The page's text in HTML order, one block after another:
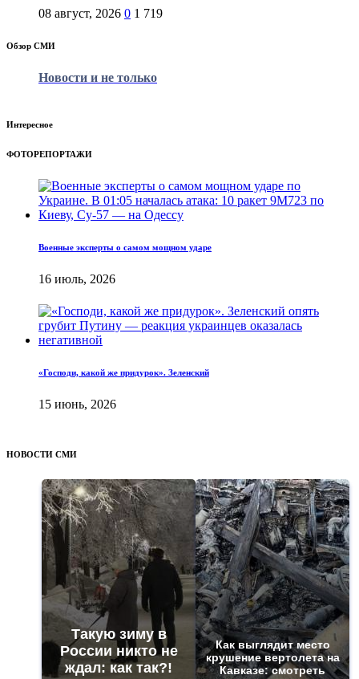
08 август, 2026 0 1 719
Обзор СМИ
Новости и не только
Интересное
ФОТОРЕПОРТАЖИ
Военные эксперты о самом мощном ударе
16 июль, 2026
«Господи, какой же придурок». Зеленский
15 июнь, 2026
НОВОСТИ СМИ
Такую зиму в
России никто не
ждал: как так?!
Как выглядит место
крушение вертолета на
Кавказе: смотреть